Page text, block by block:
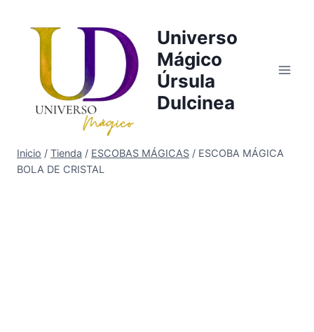
contenido
Universo
Mágico
Úrsula
Dulcinea
Inicio / Tienda / ESCOBAS MÁGICAS / ESCOBA MÁGICA
BOLA DE CRISTAL